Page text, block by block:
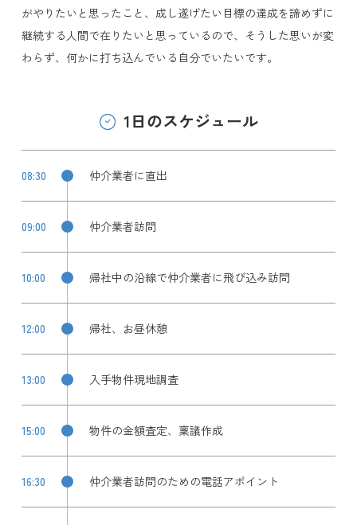
がやりたいと思ったこと、成し遂げたい目標の達成を諦めずに
継続する人間で在りたいと思っているので、そうした思いが変
わらず、何かに打ち込んでいる自分でいたいです。
1日のスケジュール
08:30 仲介業者に直出
09:00 仲介業者訪問
10:00 帰社中の沿線で仲介業者に飛び込み訪問
12:00 帰社、お昼休憩
13:00 入手物件現地調査
15:00 物件の金額査定、稟議作成
16:30 仲介業者訪問のための電話アポイント